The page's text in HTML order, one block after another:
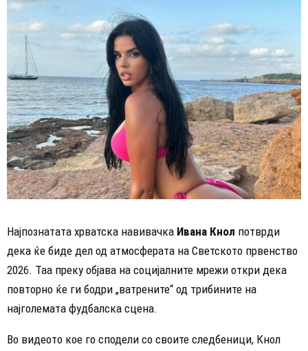
Најпознатата хрватска навивачка Ивана Кнол потврди
дека ќе биде дел од атмосферата на Светското првенство
2026. Таа преку објава на социјалните мрежи откри дека
повторно ќе ги бодри „ватрените“ од трибините на
најголемата фудбалска сцена.
Во видеото кое го сподели со своите следбеници, Кнол